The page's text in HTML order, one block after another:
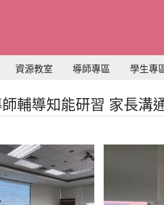
資源教室 導師專區 學生專
師輔導知能研習 家長溝